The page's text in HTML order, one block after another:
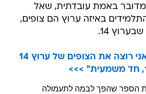
באמת עובדתית, שאל
באיזה ערוץ הם צופים,
14.
אור הלר בראיון: "אני רוצה את הצופים של ערוץ 14
14 | בית הספר שהפך לבמה לתעמולה